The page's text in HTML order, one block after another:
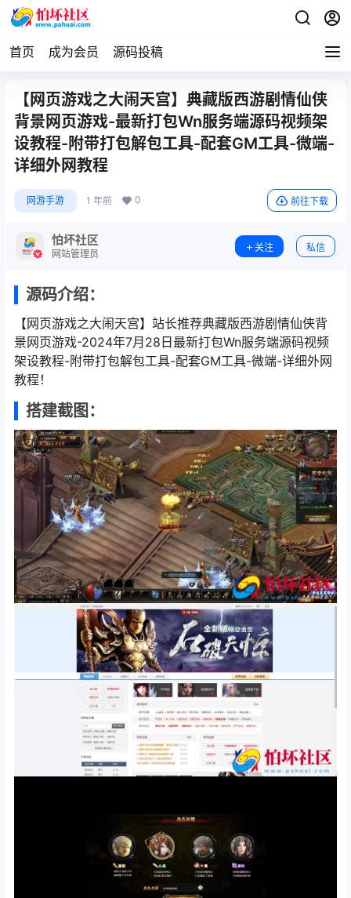
首页 成为会员 源码投稿
【网页游戏之大闹天宫】典藏版西游剧情仙侠
背景网页游戏-最新打包Wn服务端源码视频架
设教程-附带打包解包工具-配套GM工具-微端-
详细外网教程
网游手游 1 年前 0 前往下载
怕坏社区
网站管理员
关注 私信
源码介绍：
【网页游戏之大闹天宫】站长推荐典藏版西游剧情仙侠背
景网页游戏-2024年7月28日最新打包Wn服务端源码视频
架设教程-附带打包解包工具-配套GM工具-微端-详细外网
教程！
搭建截图：